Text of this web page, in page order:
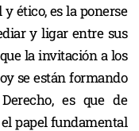
ético, es la ponerse
y ligar entre sus
la invitación a los
se están formando
es que de
papel fundamental